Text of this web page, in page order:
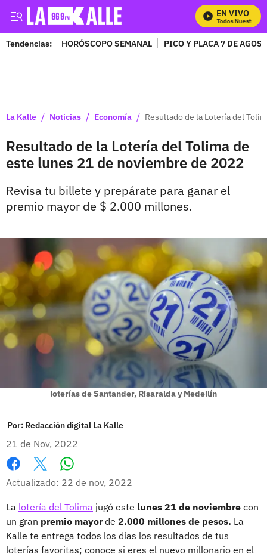
EN VIVO
Mira Todos Nuestros
Tendencias: HORÓSCOPO SEMANAL PICO Y PLACA 7 DE
La Kalle / Noticias / Economía / Resultado de la Lotería del
Resultado de la Lotería del Tolima de
este lunes 21 de noviembre de 2022
Revisa tu billete y prepárate para ganar el
premio mayor de $ 2.000 millones.
loterías de Santander, Risaralda y Medellín
Por: Redacción digital La Kalle
21 de Nov, 2022
Facebook
X
Actualizado: 22 de nov, 2022
La lotería del Tolima jugó este lunes 21 de noviembre con
un gran premio mayorde 2.000 millones de pesos. La
Kalle te entrega todos los días los resultados de tus
loterías favoritas; conoce si eres el nuevo millonario en el